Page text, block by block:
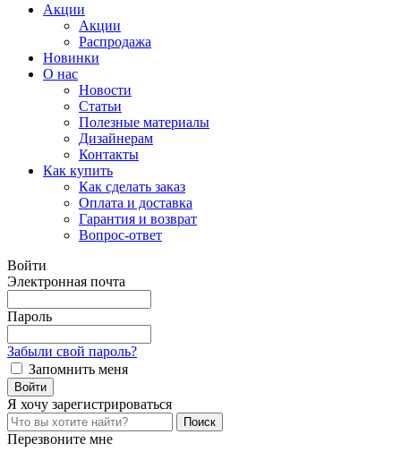
Акции
Акции
Распродажа
Новинки
О нас
Новости
Статьи
Полезные материалы
Дизайнерам
Контакты
Как купить
Как сделать заказ
Оплата и доставка
Гарантия и возврат
Вопрос-ответ
Войти
Электронная почта
Пароль
Забыли свой пароль?
Запомнить меня
Я хочу зарегистрироваться
Перезвоните мне